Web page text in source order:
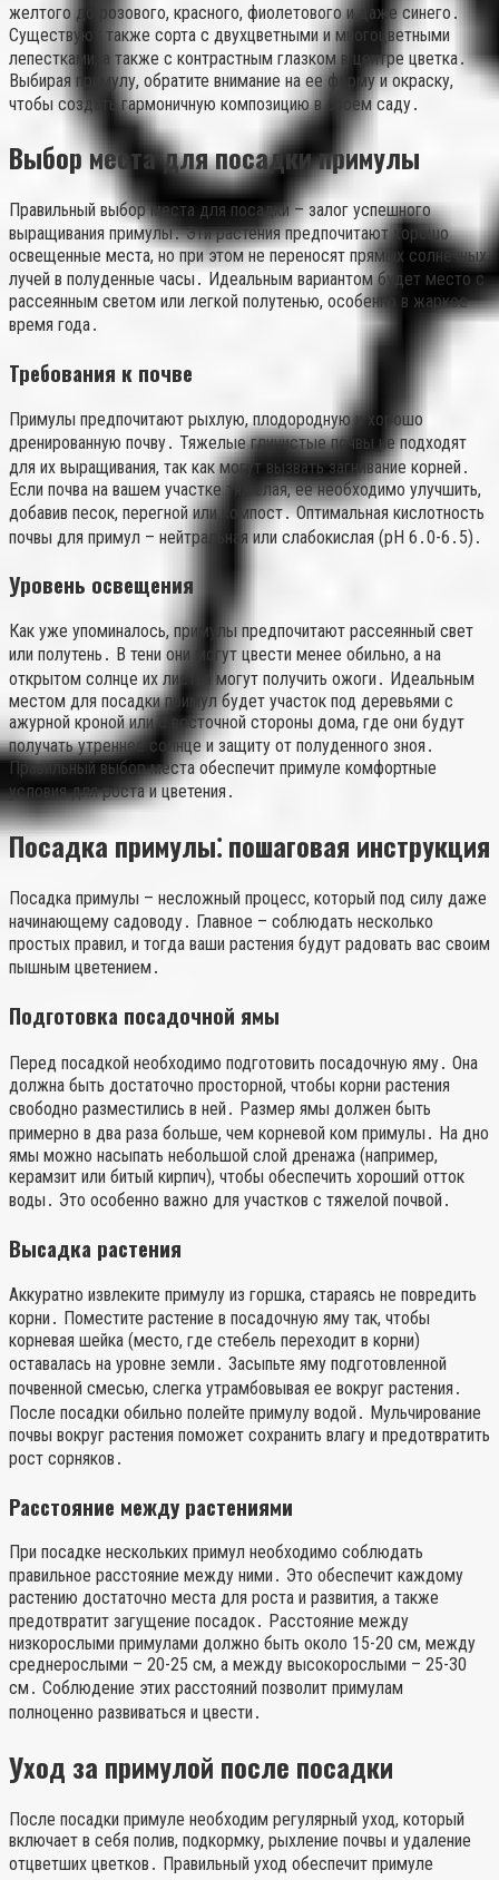
желтого до розового, красного, фиолетового и даже синего․
Существуют также сорта с двухцветными и многоцветными
лепестками, а также с контрастным глазком в центре цветка․
Выбирая примулу, обратите внимание на ее форму и окраску,
чтобы создать гармоничную композицию в своем саду․
Выбор места для посадки примулы
Правильный выбор места для посадки – залог успешного
выращивания примулы․ Эти растения предпочитают хорошо
освещенные места, но при этом не переносят прямых солнечных
лучей в полуденные часы․ Идеальным вариантом будет место с
рассеянным светом или легкой полутенью, особенно в жаркое
время года․
Требования к почве
Примулы предпочитают рыхлую, плодородную и хорошо
дренированную почву․ Тяжелые глинистые почвы не подходят
для их выращивания, так как могут вызвать загнивание корней․
Если почва на вашем участке тяжелая, ее необходимо улучшить,
добавив песок, перегной или компост․ Оптимальная кислотность
почвы для примул – нейтральная или слабокислая (pH 6․0-6․5)․
Уровень освещения
Как уже упоминалось, примулы предпочитают рассеянный свет
или полутень․ В тени они могут цвести менее обильно, а на
открытом солнце их листья могут получить ожоги․ Идеальным
местом для посадки примул будет участок под деревьями с
ажурной кроной или с восточной стороны дома, где они будут
получать утреннее солнце и защиту от полуденного зноя․
Правильный выбор места обеспечит примуле комфортные
условия для роста и цветения․
Посадка примулы⁚ пошаговая инструкция
Посадка примулы – несложный процесс, который под силу даже
начинающему садоводу․ Главное – соблюдать несколько
простых правил, и тогда ваши растения будут радовать вас своим
пышным цветением․
Подготовка посадочной ямы
Перед посадкой необходимо подготовить посадочную яму․ Она
должна быть достаточно просторной, чтобы корни растения
свободно разместились в ней․ Размер ямы должен быть
примерно в два раза больше, чем корневой ком примулы․ На дно
ямы можно насыпать небольшой слой дренажа (например,
керамзит или битый кирпич), чтобы обеспечить хороший отток
воды․ Это особенно важно для участков с тяжелой почвой․
Высадка растения
Аккуратно извлеките примулу из горшка, стараясь не повредить
корни․ Поместите растение в посадочную яму так, чтобы
корневая шейка (место, где стебель переходит в корни)
оставалась на уровне земли․ Засыпьте яму подготовленной
почвенной смесью, слегка утрамбовывая ее вокруг растения․
После посадки обильно полейте примулу водой․ Мульчирование
почвы вокруг растения поможет сохранить влагу и предотвратить
рост сорняков․
Расстояние между растениями
При посадке нескольких примул необходимо соблюдать
правильное расстояние между ними․ Это обеспечит каждому
растению достаточно места для роста и развития, а также
предотвратит загущение посадок․ Расстояние между
низкорослыми примулами должно быть около 15-20 см, между
среднерослыми – 20-25 см, а между высокорослыми – 25-30
см․ Соблюдение этих расстояний позволит примулам
полноценно развиваться и цвести․
Уход за примулой после посадки
После посадки примуле необходим регулярный уход, который
включает в себя полив, подкормку, рыхление почвы и удаление
отцветших цветков․ Правильный уход обеспечит примуле